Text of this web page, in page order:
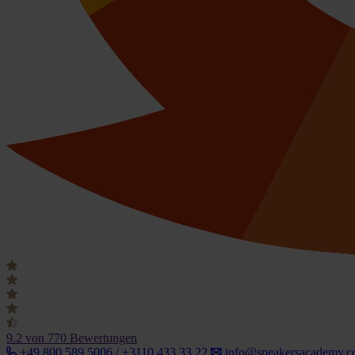
9.2 von 770 Bewertungen
+49 800 589 5006 / +3110 433 33 22